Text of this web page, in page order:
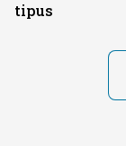
tipus